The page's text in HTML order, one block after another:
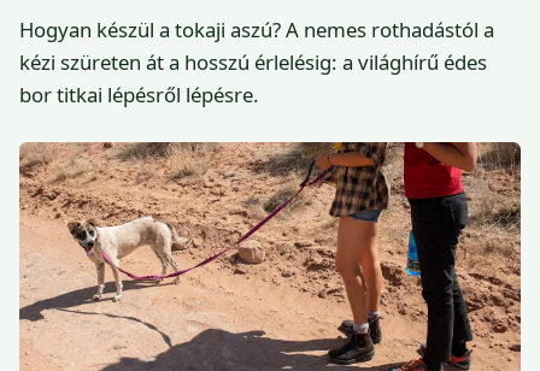
Hogyan készül a tokaji aszú? A nemes rothadástól a
kézi szüreten át a hosszú érlelésig: a világhírű édes
bor titkai lépésről lépésre.